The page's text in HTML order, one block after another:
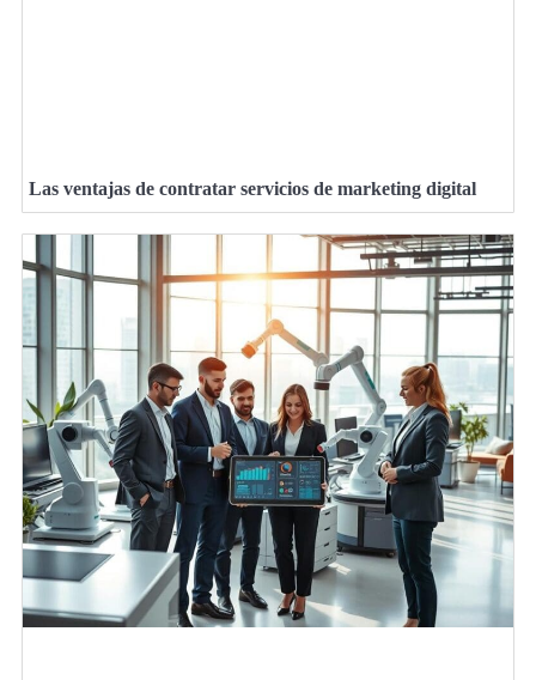
Las ventajas de contratar servicios de marketing digital